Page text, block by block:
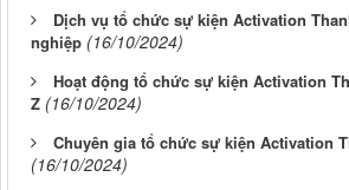
Dịch vụ tổ chức sự kiện Activation
nghiệp (16/10/2024)
Hoạt động tổ chức sự kiện Activation
Z (16/10/2024)
Chuyên gia tổ chức sự kiện Activation
(16/10/2024)